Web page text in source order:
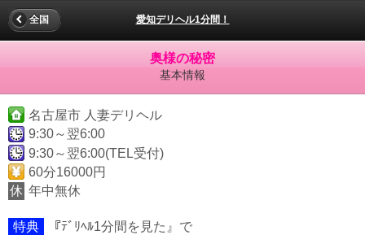
愛知デリヘル1分間！
全国
奥様の秘密
基本情報
名古屋市 人妻デリヘル
9:30～翌6:00
9:30～翌6:00(TEL受付)
60分16000円
休 年中無休
特典
『ﾃﾞﾘﾍﾙ1分間を見た』で